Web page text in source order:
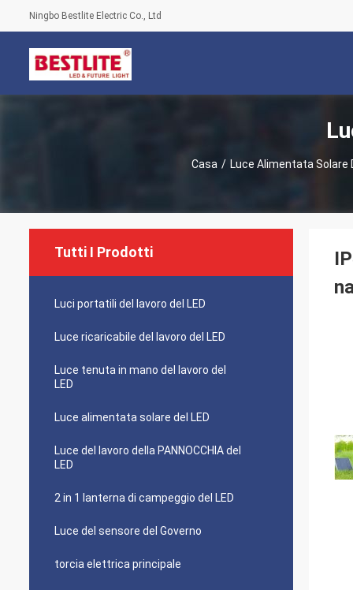
Ningbo Bestlite Electric Co., Ltd
Casa / Luce Alimentata Solare
Tutti I Prodotti
Luci portatili del lavoro del LED
Luce ricaricabile del lavoro del LED
Luce tenuta in mano del lavoro del
LED
Luce alimentata solare del LED
Luce del lavoro della PANNOCCHIA del
LED
2 in 1 lanterna di campeggio del LED
Luce del sensore del Governo
torcia elettrica principale